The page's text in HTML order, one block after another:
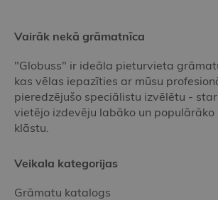
Vairāk nekā grāmatnīca
"Globuss" ir ideāla pieturvieta
kas vēlas iepazīties ar mūsu
pieredzējušo speciālistu izvēlētu -
vietējo izdevēju labāko un populārāko
klāstu.
Veikala kategorijas
Grāmatu katalogs